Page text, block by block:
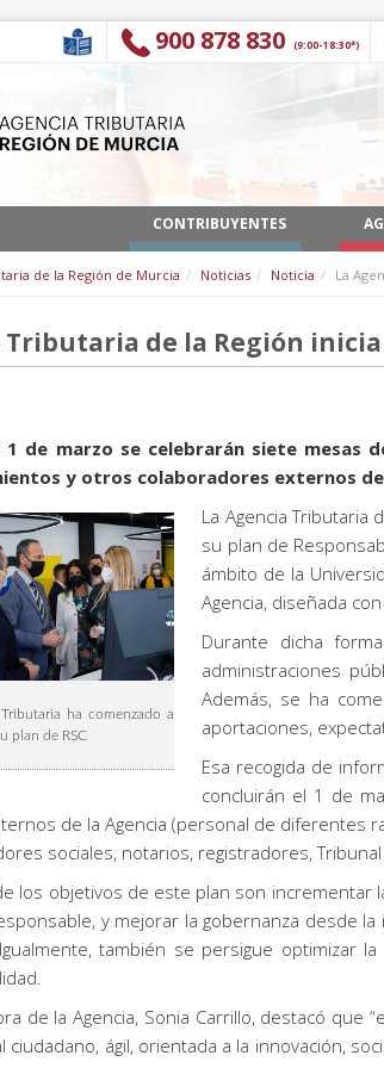
900 878 830 (9:00-18:30*)
CONTRIBUYENTES
de la Región de Murcia Noticias Noticia La
Tributaria de la Región
1 de marzo se celebrarán siete
y otros colaboradores externos de
Tributaria ha comenzado a
plan de RSC
La Agencia Tributaria
su plan de
ámbito de la
Agencia, diseñada
Durante dicha
administraciones
Además, se ha
aportaciones,
Esa recogida de
concluirán el 1 de
de la Agencia (personal de diferentes
sociales, notarios, registradores,
los objetivos de este plan son incrementar
y mejorar la gobernanza desde
también se persigue optimizar
de la Agencia, Sonia Carrillo, destacó
ciudadano, ágil, orientada a la innovación,